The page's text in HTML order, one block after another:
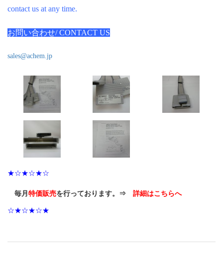
contact us at any time.
お問い合わせ/ CONTACT US
sales@achem.jp
★☆★☆★☆
毎月 特価販売を行っております。⇒ 詳細はこちらへ
☆★☆★☆★